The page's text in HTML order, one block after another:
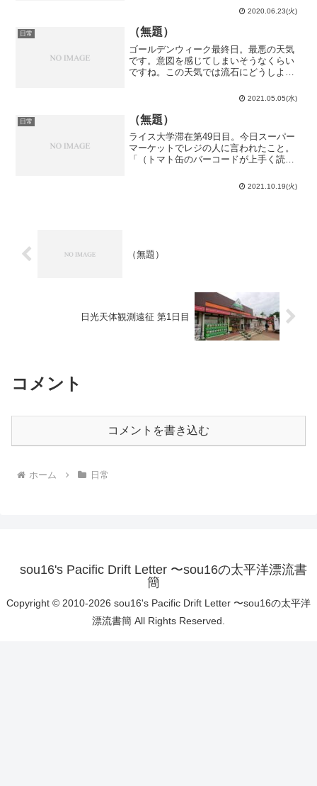
るッ！そこにシビれる！あこがれるゥ！
留学生やポスドク向けのJ-1ビザは対象外
らしいけど、ここま...
2020.06.23(火)
日常 （無題）
ゴールデンウィーク最終日。最悪の天気
です。意図を感じてしまいそうなくらい
ですね。この天気では流石にどうしよう
り、知多半島の古地図に未成線の経路を
2021.05.05(水)
日常 （無題）
ライス大学滞在第49日目。今日スーパー
マーケットでレジの人に言われたこと。
「（トマト缶のバーコードが上手く読み
る？」「えっ？八十何セントかだった気
がするけど…」「んじゃあ、80セントで
2021.10.19(火)
（無題）
日光天体観測遠征 第1日目
コメント
コメントを書き込む
ホーム 日常
sou16's Pacific Drift Letter 〜sou16の太平洋漂流書
簡
Copyright © 2010-2026 sou16's Pacific Drift Letter 〜sou16の太平洋
漂流書簡 All Rights Reserved.